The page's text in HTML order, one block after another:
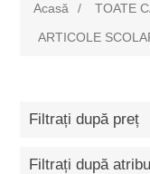
Acasă / TOATE
ARTICOLE
Filtrați după preț
Filtrați după